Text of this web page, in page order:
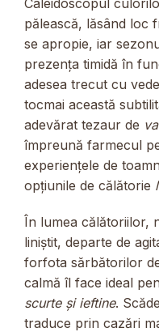
Caleidoscopul
pălească, lăsând loc
se apropie, iar
prezența timidă în
adesea trecut cu
tocmai această
adevărat tezaur de
împreună farmecul
experiențele de
opțiunile de călătorie
În lumea călătoriilor,
liniștit, departe de
forfota sărbătorilor
calmă îl face ideal
scurte și ieftine.
traduce prin cazări